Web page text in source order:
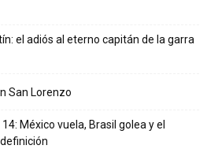
el adiós al eterno capitán de la garra
San Lorenzo
México vuela, Brasil golea y el